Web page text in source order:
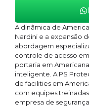
A dinâmica de
Nardini e a expansão
abordagem
controle de acesso
portaria em
inteligente. A PS
de facilities em
com equipes
empresa de